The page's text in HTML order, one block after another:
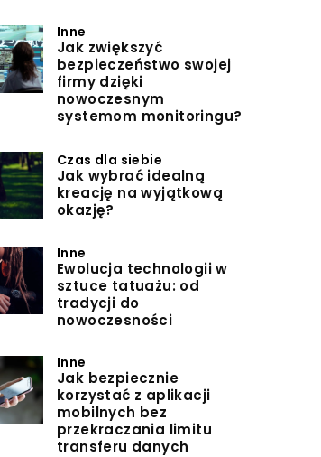
Inne
Jak zwiększyć
bezpieczeństwo swojej
firmy dzięki
nowoczesnym
systemom monitoringu?
Czas dla siebie
Jak wybrać idealną
kreację na wyjątkową
okazję?
Inne
Ewolucja technologii w
sztuce tatuażu: od
tradycji do
nowoczesności
Inne
Jak bezpiecznie
korzystać z aplikacji
mobilnych bez
przekraczania limitu
transferu danych